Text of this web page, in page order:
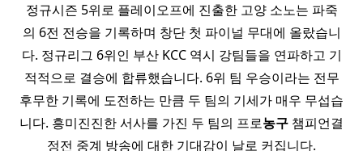
정규시즌 5위로 플레이오프에 진출한 고양 소노는 파죽
의 6전 전승을 기록하며 창단 첫 파이널 무대에 올랐습니
다. 정규리그 6위인 부산 KCC 역시 강팀들을 연파하고 기
적적으로 결승에 합류했습니다. 6위 팀 우승이라는 전무
후무한 기록에 도전하는 만큼 두 팀의 기세가 매우 무섭습
니다. 흥미진진한 서사를 가진 두 팀의 프로농구 챔피언결
정전 중계 방송에 대한 기대감이 날로 커집니다.